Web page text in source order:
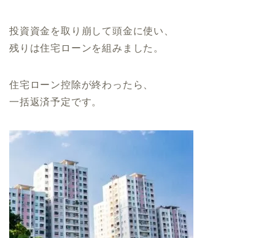
投資資金を取り崩して頭金に使い、
残りは住宅ローンを組みました。
住宅ローン控除が終わったら、
一括返済予定です。